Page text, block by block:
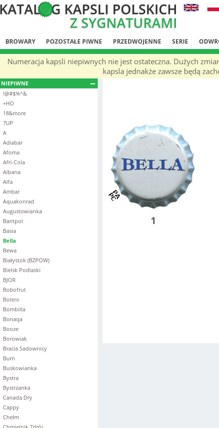
BROWARY POZOSTAŁE PIWNE PRZEDWOJENNE SERIE
Numeracja kapsli niepiwnych nie jest ostateczna. Dużych
kapsla jednakże zawsze będą
NIEPIWNE
!@#$%^&
+HO
18&more
7UP
A
Adiabar
Afoma
Afri-Cola
Albana
Alfa
Ambar
Aquakonrad
Augustowianka
Baritpol
Basia
Bella
Bewa
Białystok (BZPOW)
Bielsk Podlaski
BJOR
Bobofrut
Bolero
Bombilla
Bonaqa
Booze
Borowiak
Bracia Sadownicy
Burn
Buskowianka
Bystra
Bystrzanka
Canada Dry
Cappy
Chełm
1